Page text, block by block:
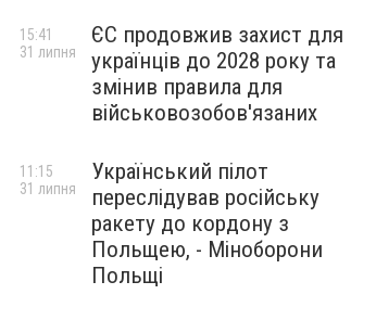
ЄС продовжив захист для
українців до 2028 року та
змінив правила для
військовозобов'язаних
15:41
31 липня
Український пілот
переслідував російську
ракету до кордону з
Польщею, - Міноборони
Польщі
11:15
31 липня